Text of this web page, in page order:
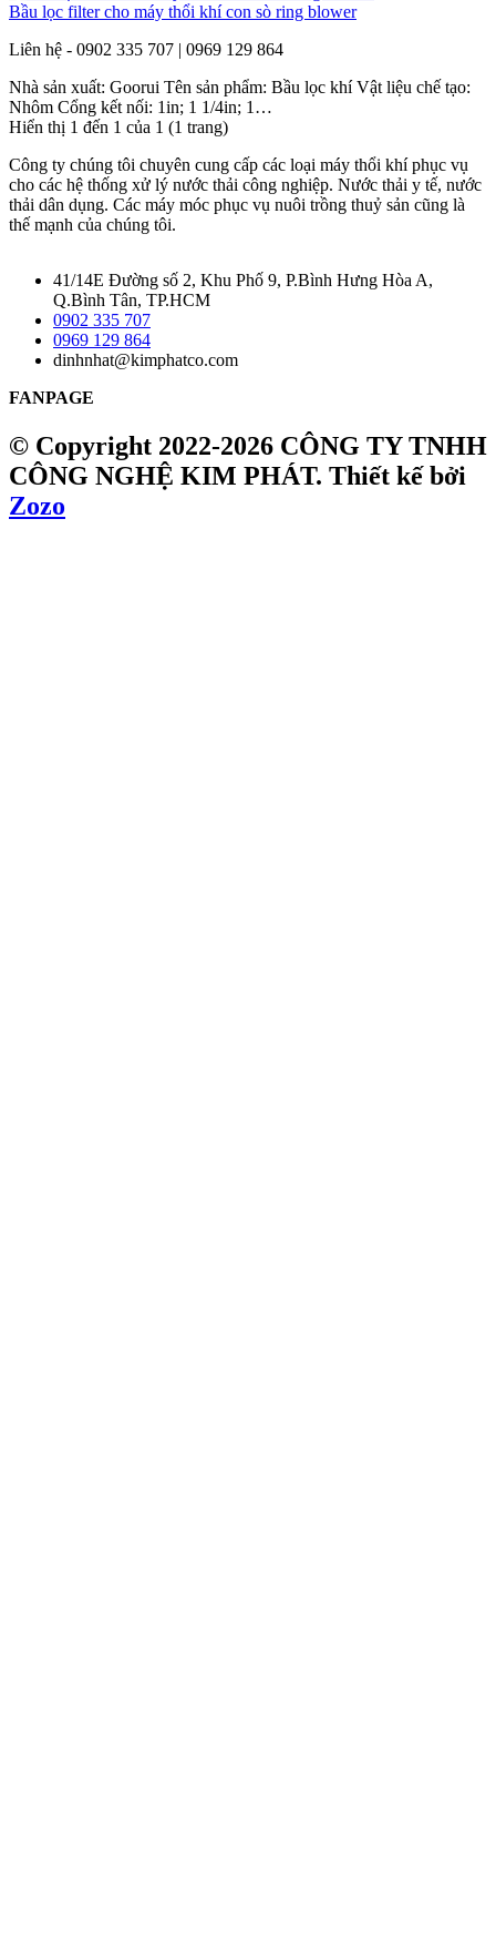
Bầu lọc filter cho máy thổi khí con sò ring blower
Liên hệ - 0902 335 707 | 0969 129 864
Nhà sản xuất: Goorui Tên sản phẩm: Bầu lọc khí Vật liệu chế tạo:
Nhôm Cổng kết nối: 1in; 1 1/4in; 1…
Hiển thị 1 đến 1 của 1 (1 trang)
Công ty chúng tôi chuyên cung cấp các loại máy thổi khí phục vụ
cho các hệ thống xử lý nước thải công nghiệp. Nước thải y tế, nước
thải dân dụng. Các máy móc phục vụ nuôi trồng thuỷ sản cũng là
thế mạnh của chúng tôi.
41/14E Đường số 2, Khu Phố 9, P.Bình Hưng Hòa A,
Q.Bình Tân, TP.HCM
0902 335 707
0969 129 864
dinhnhat@kimphatco.com
FANPAGE
© Copyright 2022-2026 CÔNG TY TNHH
CÔNG NGHỆ KIM PHÁT. Thiết kế bởi
Zozo